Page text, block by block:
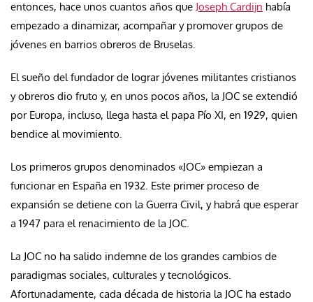
entonces, hace unos cuantos años que Joseph Cardijn había
empezado a dinamizar, acompañar y promover grupos de
jóvenes en barrios obreros de Bruselas.
El sueño del fundador de lograr jóvenes militantes cristianos
y obreros dio fruto y, en unos pocos años, la JOC se extendió
por Europa, incluso, llega hasta el papa Pío XI, en 1929, quien
bendice al movimiento.
Los primeros grupos denominados «JOC» empiezan a
funcionar en España en 1932. Este primer proceso de
expansión se detiene con la Guerra Civil, y habrá que esperar
a 1947 para el renacimiento de la JOC.
La JOC no ha salido indemne de los grandes cambios de
paradigmas sociales, culturales y tecnológicos.
Afortunadamente, cada década de historia la JOC ha estado